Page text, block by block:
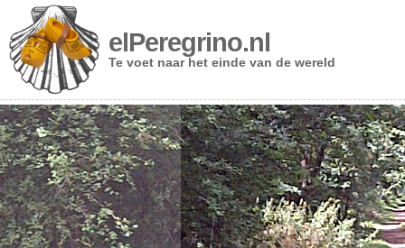
elPeregrino.nl
Te voet naar het einde van de wereld